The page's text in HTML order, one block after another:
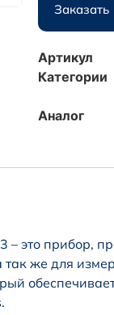
Заказать
Артикул
Категории
Аналог
– это прибор,
так же для